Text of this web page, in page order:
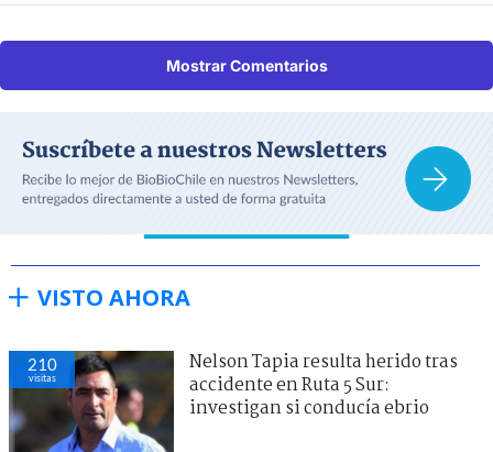
Mostrar Comentarios
VISTO AHORA
210
visitas
Nelson Tapia resulta herido tras
accidente en Ruta 5 Sur:
investigan si conducía ebrio